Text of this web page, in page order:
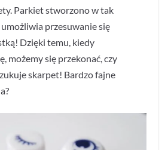
Parkiet stworzono w tak
przesuwanie się
Dzięki temu, kiedy
możemy się przekonać, czy
skarpet! Bardzo fajne